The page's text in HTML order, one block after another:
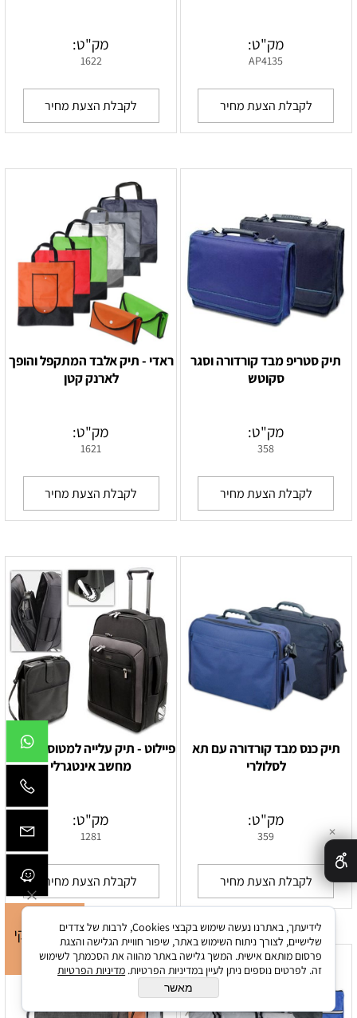
מק"ט:
AP4135
לקבלת הצעת מחיר
מק"ט:
1622
לקבלת הצעת מחיר
תיק סטריפ מבד קורדורה וסגר
סקוטש
מק"ט:
358
לקבלת הצעת מחיר
ראדי - תיק אלבד המתקפל והופך
לארנק קטן
מק"ט:
1621
לקבלת הצעת מחיר
תיק כנס מבד קורדורה עם תא
לסלולרי
מק"ט:
359
לקבלת הצעת מחיר
פיילוט - תיק עלייה למטוס עם תיק
מחשב אינטגרלי
מק"ט:
1281
לקבלת הצעת מחיר
✕
לידיעתך, באתרנו נעשה שימוש בקבצי Cookies, לרבות של צדדים
שלישיים, לצורך ניתוח השימוש באתר, שיפור חוויית הגלישה והצגת
פרסום מותאם אישית. המשך גלישה באתר מהווה את הסכמתך לשימוש
זה. לפרטים נוספים ניתן לעיין במדיניות הפרטיות. מדיניות הפרטיות
מאשר